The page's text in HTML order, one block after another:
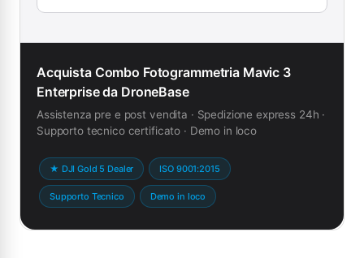
Acquista Combo Fotogrammetria Mavic 3
Enterprise da DroneBase
Assistenza pre e post vendita · Spedizione express 24h ·
Supporto tecnico certificato · Demo in loco
★ DJI Gold 5 Dealer ISO 9001:2015
Supporto Tecnico Demo in loco